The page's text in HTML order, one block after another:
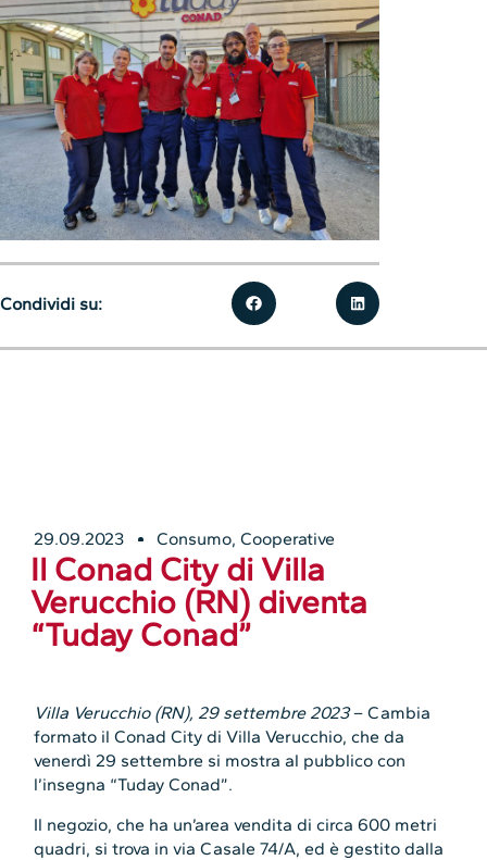
29.09.2023 Consumo,Cooperative
Il Conad City di Villa
Verucchio (RN) diventa
“Tuday Conad”
Villa Verucchio (RN), 29 settembre 2023– Cambia
formato il Conad City di Villa Verucchio, che da
venerdì 29 settembre si mostra al pubblico con
l’insegna “Tuday Conad”.
Il negozio, che ha un’area vendita di circa 600 metri
quadri, si trova in via Casale 74/A, ed è gestito dalla
Condividi su: